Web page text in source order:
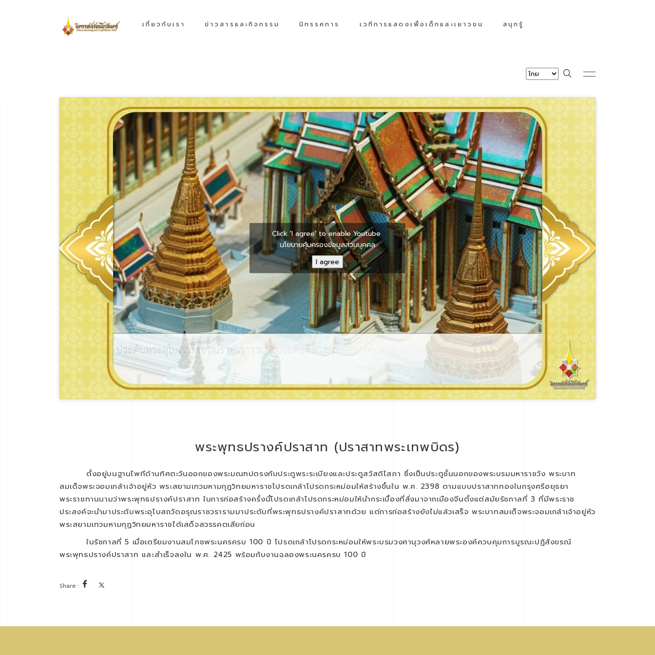
เกี่ยวกับเรา ข่าวสารและกิจกรรม นิทรรศการ เวทีการแสดงเพื่อเด็กและเยาวชน สนุกรู้
Click 'I agree' to enable Youtube
นโยบายคุ้มครองข้อมูลส่วนบุคคล
I agree
พระพุทธปรางค์ปราสาท (ปราสาทพระเทพบิดร)
ตั้งอยู่บนฐานไพทีด้านทิศตะวันออกของพระมณฑปตรงกับประตูพระระเบียงและประตูสวัสดิโสภา ซึ่งเป็นประตูชั้นนอกของพระบรมมหาราชวัง พระบาท
สมเด็จพระจอมเกล้าเจ้าอยู่หัว พระสยามเทวมหามกุฏวิทยมหาราชโปรดเกล้าโปรดกระหม่อมให้สร้างขึ้นใน พ.ศ. 2398 ตามแบบปราสาททองในกรุงศรีอยุธยา
พระราชทานนามว่าพระพุทธปรางค์ปราสาท ในการก่อสร้างครั้งนี้โปรดเกล้าโปรดกระหม่อมให้นํากระเบื้องที่สั่งมาจากเมืองจีนตั้งแต่สมัยรัชกาลที่ 3 ที่มีพระราช
ประสงค์จะนำมาประดับพระอุโบสถวัดอรุณราชวรารามมาประดับที่พระพุทธปรางค์ปราสาทด้วย แต่การก่อสร้างยังไม่แล้วเสร็จ พระบาทสมเด็จพระจอมเกล้าเจ้าอยู่หัว
พระสยามเทวมหามกุฏวิทยมหาราชได้เสด็จสวรรคตเสียก่อน
ในรัชกาลที่ 5 เมื่อเตรียมงานสมโภชพระนครครบ 100 ปี โปรดเกล้าโปรดกระหม่อมให้พระบรมวงศานุวงศ์หลายพระองค์ควบคุมการบูรณะปฏิสังขรณ์
พระพุทธปรางค์ปราสาท และสําเร็จลงใน พ.ศ. 2425 พร้อมกับงานฉลองพระนครครบ 100 ปี